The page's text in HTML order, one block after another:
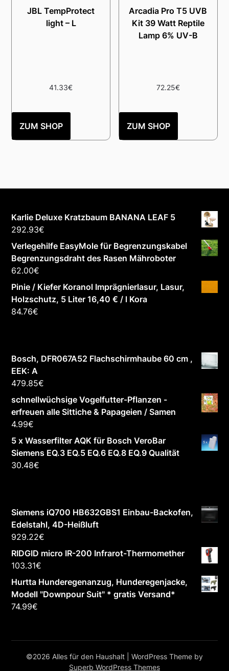
JBL TempProtect
light – L
41.33€
ZUM SHOP
Arcadia Pro T5 UVB
Kit 39 Watt Reptile
Lamp 6% UV-B
72.25€
ZUM SHOP
Karlie Deluxe Kratzbaum BANANA LEAF 5
292.93€
Verlegehilfe EasyMole für Begrenzungskabel
Begrenzungsdraht des Rasen Mähroboter
62.00€
Pinie / Kiefer Koranol Imprägnierlasur, Lasur,
Holzschutz, 5 Liter 16,40 € / l Kora
84.76€
Bosch, DFR067A52 Flachschirmhaube 60 cm ,
EEK: A
479.85€
schnellwüchsige Vogelfutter-Pflanzen -
erfreuen alle Sittiche & Papageien / Samen
4.99€
5 x Wasserfilter AQK für Bosch VeroBar
Siemens EQ.3 EQ.5 EQ.6 EQ.8 EQ.9 Qualität
30.48€
Siemens iQ700 HB632GBS1 Einbau-Backofen,
Edelstahl, 4D-Heißluft
929.22€
RIDGID micro IR-200 Infrarot-Thermomether
103.31€
Hurtta Hunderegenanzug, Hunderegenjacke,
Modell "Downpour Suit" * gratis Versand*
74.99€
©2026 Alles für den Haushalt
| WordPress Theme by
Superb WordPress Themes